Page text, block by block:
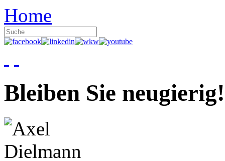
Home
Bleiben Sie neugierig!